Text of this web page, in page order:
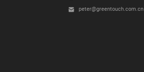
peter@greentouch.com.cn